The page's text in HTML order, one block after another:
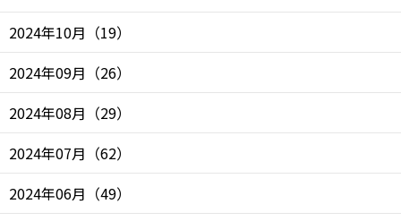
2024年10月 （19）
2024年09月 （26）
2024年08月 （29）
2024年07月 （62）
2024年06月 （49）